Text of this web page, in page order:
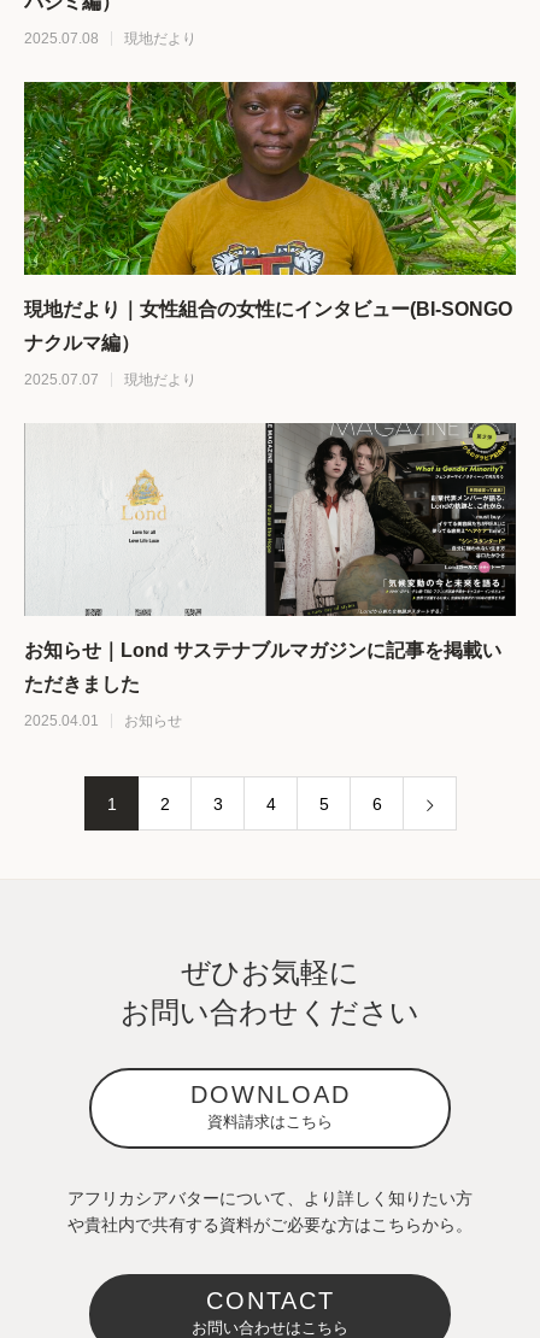
2025.07.08 現地だより
現地だより｜女性組合の女性にインタビュー(BI-SONGO
ナクルマ編）
2025.07.07 現地だより
お知らせ｜Lond サステナブルマガジンに記事を掲載い
ただきました
2025.04.01 お知らせ
1 2 3 4 5 6
ぜひお気軽に
お問い合わせください
DOWNLOAD
資料請求はこちら
アフリカシアバターについて、より詳しく知りたい方
や貴社内で共有する資料がご必要な方はこちらから。
CONTACT
お問い合わせはこちら